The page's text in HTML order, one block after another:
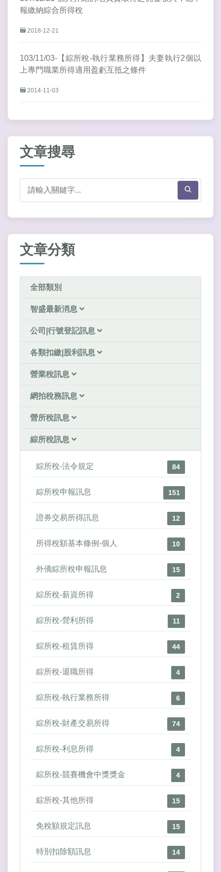
報繳納綜合所得稅
2018-12-21
103/11/03-【綜所稅-執行業務所得】夫妻執行2個以
上專門職業所得適用盈虧互抵之條件
2014-11-03
文章搜尋
文章分類
全部類別
智盛最新消息
公司|行號登記訊息
各類扣繳|股利訊息
營業稅訊息
網拍稅務訊息
營所稅訊息
綜所稅訊息
綜所稅-法令規定 84
綜所稅申報訊息 151
證券交易所得訊息 12
所得稅額基本條例-個人 10
外僑綜所稅申報訊息 15
綜所稅-薪資所得 2
綜所稅-營利所得 11
綜所稅-租賃所得 44
綜所稅-退職所得 4
綜所稅-執行業務所得 6
綜所稅-財產交易所得 74
綜所稅-利息所得 4
綜所稅-競賽機會中獎獎金 4
綜所稅-其他所得 15
免稅額規定訊息 15
特別扣除額訊息 14